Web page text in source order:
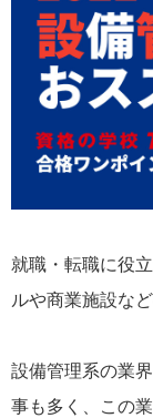
就職・転職に役
ルや商業施設な
設備管理系の業
事も多く、この